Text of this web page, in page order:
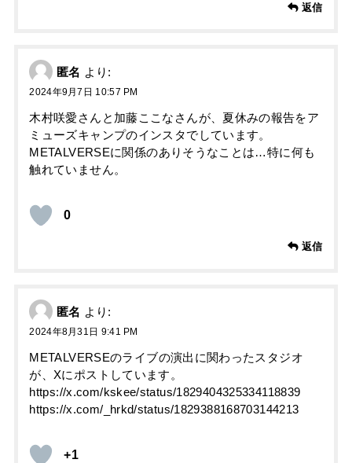
返信
匿名 より:
2024年9月7日 10:57 PM
木村咲愛さんと加藤ここなさんが、夏休みの報告をア
ミューズキャンプのインスタでしています。
METALVERSEに関係のありそうなことは…特に何も
触れていません。
0
返信
匿名 より:
2024年8月31日 9:41 PM
METALVERSEのライブの演出に関わったスタジオ
が、Xにポストしています。
https://x.com/kskee/status/1829404325334118839
https://x.com/_hrkd/status/1829388168703144213
+1